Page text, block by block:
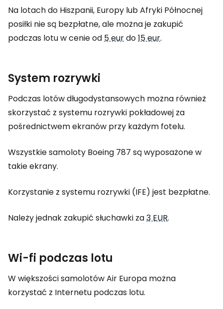
Na lotach do Hiszpanii, Europy lub Afryki Północnej
posiłki nie są bezpłatne, ale można je zakupić
podczas lotu w cenie od5 eurdo15 eur.
System rozrywki
Podczas lotów długodystansowych można również
skorzystać z systemu rozrywki pokładowej za
pośrednictwem ekranów przy każdym fotelu.
Wszystkie samoloty Boeing 787 są wyposażone w
takie ekrany.
Korzystanie z systemu rozrywki (IFE) jest bezpłatne.
Należy jednak zakupić słuchawki za3 EUR.
Wi-fi podczas lotu
W większości samolotów Air Europa można
korzystać z Internetu podczas lotu.